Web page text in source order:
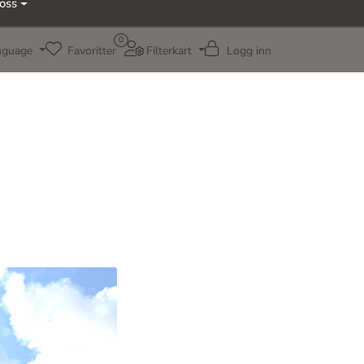
0
Favoritter Filterkart Logg inn